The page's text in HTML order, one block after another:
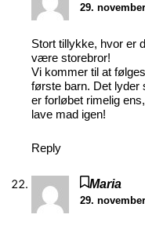
29.
Stort tillykke, hvor er
være storebror!
Vi kommer til at
første barn. Det lyder
er forløbet rimelig
lave mad igen!
Reply
Maria
29.